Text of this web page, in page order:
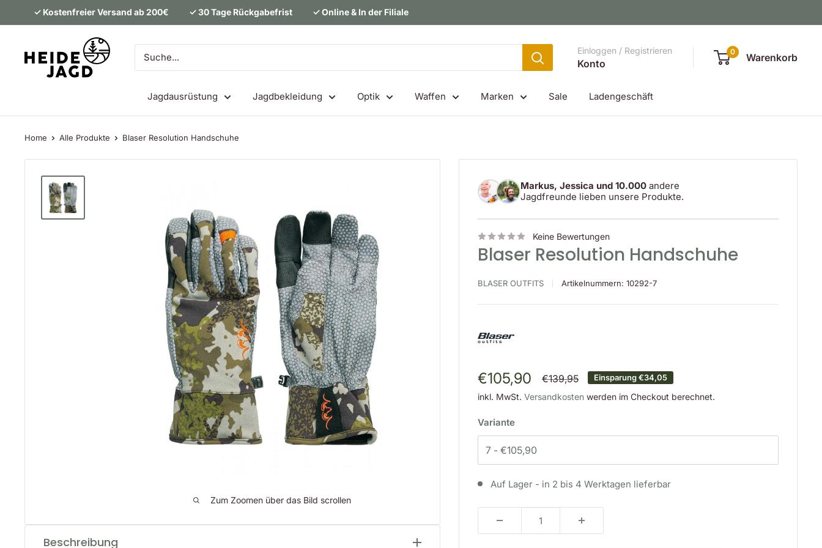
zum
✓ Kostenfreier Versand ab 200€ ✓ 30 Tage Rückgabefrist ✓ Online & In der Filiale
Einloggen / Registrieren
Konto
0 Warenkorb
Jagdausrüstung Jagdbekleidung Optik Waffen Marken Sale Ladengeschäft
Home Alle Produkte Blaser Resolution Handschuhe
Zum Zoomen über das Bild scrollen
Markus, Jessica und 10.000andere
Jagdfreunde lieben unsere Produkte.
Keine Bewertungen
Blaser Resolution Handschuhe
BLASER OUTFITS Artikelnummern:10292-7
Sonderpreis
€105,90 Normalpreis
€139,95 Einsparung€34,05
inkl. MwSt.Versandkosten werden im Checkout berechnet.
Variante
Auf Lager - in 2 bis 4 Werktagen lieferbar
Beschreibung